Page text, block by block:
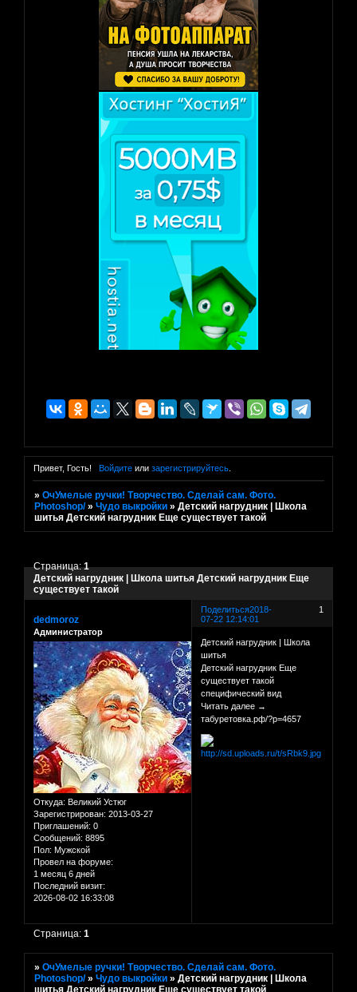
Привет, Гость! Войдитеили зарегистрируйтесь.
»ОчУмелые ручки! Творчество. Сделай сам. Фото.
Photoshop/ »Чудо выкройки »Детский нагрудник | Школа
шитья Детский нагрудник Еще существует такой
Детский нагрудник | Школа шитья Детский нагрудник Еще
существует такой
Страница:1
Поделиться 1
2018-
07-22 12:14:01
dedmoroz
Администратор
Откуда: Великий Устюг
Зарегистрирован: 2013-03-27
Приглашений: 0
Сообщений: 8895
Пол: Мужской
Провел на форуме:
1 месяц 6 дней
Последний визит:
2026-08-02 16:33:08
Детский нагрудник | Школа
шитья
Детский нагрудник Еще
существует такой
специфический вид
Читать далее →
табуретовка.рф/?p=4657
Страница:1
»ОчУмелые ручки! Творчество. Сделай сам. Фото.
Photoshop/ »Чудо выкройки »Детский нагрудник | Школа
шитья Детский нагрудник Еще существует такой